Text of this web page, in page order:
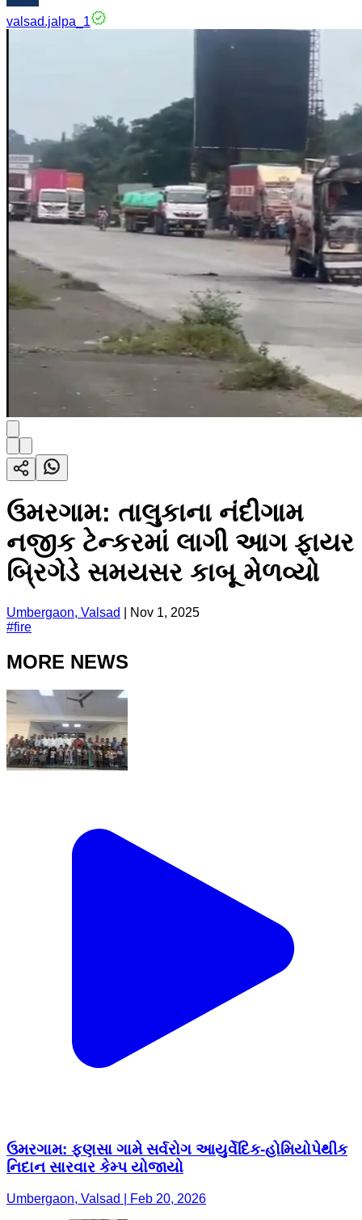
valsad.jalpa_1
ઉમરગામ: તાલુકાના નંદીગામ
નજીક ટેન્કરમાં લાગી આગ ફાયર
બ્રિગેડે સમયસર કાબૂ મેળવ્યો
Umbergaon, Valsad
Nov 1, 2025
#fire
MORE NEWS
ઉમરગામ: ફણસા ગામે સર્વરોગ આયુર્વેદિક-હોમિયોપેથીક
નિદાન સારવાર કેમ્પ યોજાયો
Umbergaon, Valsad | Feb 20, 2026